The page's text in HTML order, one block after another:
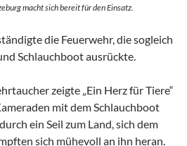
macht sich bereit für den Einsatz.
die Feuerwehr, die sogleich
Schlauchboot ausrückte.
zeigte „Ein Herz für Tiere“
mit dem Schlauchboot
ein Seil zum Land, sich dem
sich mühevoll an ihn heran.